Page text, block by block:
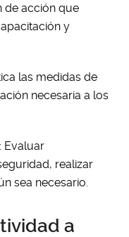
de acción que
y
las medidas de
necesaria a los
: Evaluar
realizar
sea necesario.
a